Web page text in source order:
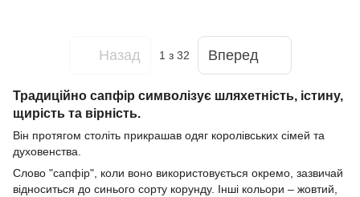
Назад 1 з 32 Вперед
Традиційно сапфір символізує шляхетність, істину,
щирість та вірність.
Він протягом століть прикрашав одяг королівських сімей та
духовенства.
Слово "сапфір", коли воно використовується окремо, зазвичай
відноситься до синього сорту корунду. Інші кольори – жовтий,